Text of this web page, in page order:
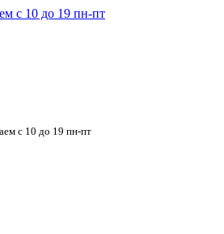
с 10 до 19 пн-пт
с 10 до 19 пн-пт